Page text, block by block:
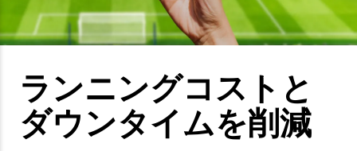
ランニングコストと
ダウンタイムを削減